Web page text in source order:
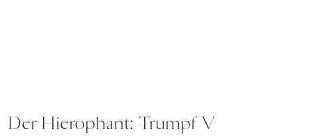
Der Hierophant: Trumpf V